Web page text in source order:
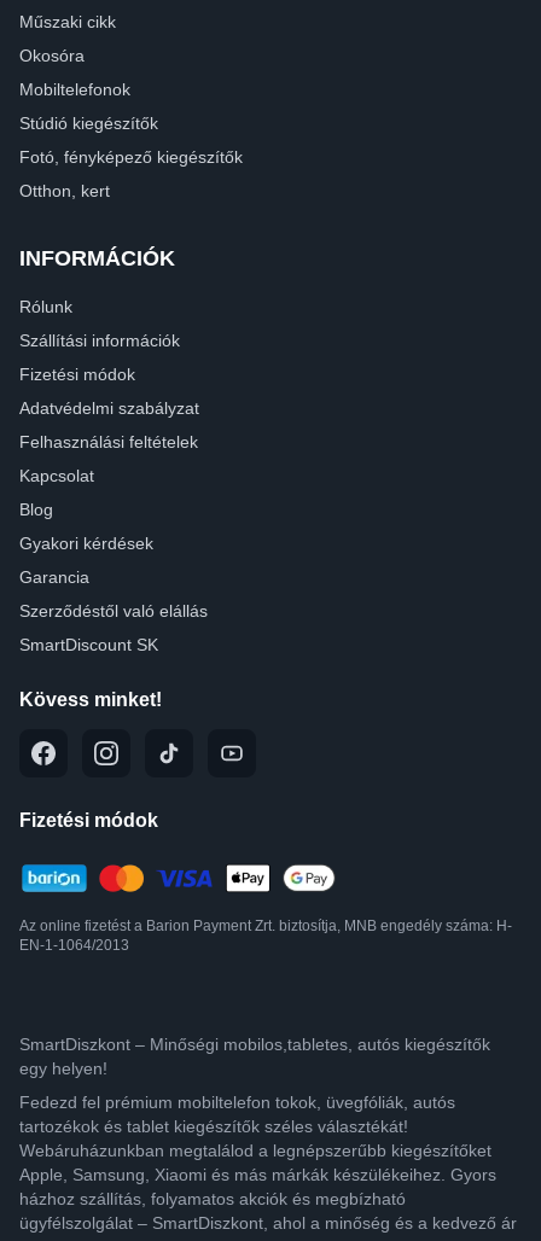
Műszaki cikk
Okosóra
Mobiltelefonok
Stúdió kiegészítők
Fotó, fényképező kiegészítők
Otthon, kert
INFORMÁCIÓK
Rólunk
Szállítási információk
Fizetési módok
Adatvédelmi szabályzat
Felhasználási feltételek
Kapcsolat
Blog
Gyakori kérdések
Garancia
Szerződéstől való elállás
SmartDiscount SK
Kövess minket!
Fizetési módok
Az online fizetést a Barion Payment Zrt. biztosítja, MNB engedély száma: H-
EN-1-1064/2013
SmartDiszkont – Minőségi mobilos,tabletes, autós kiegészítők
egy helyen!
Fedezd fel prémium mobiltelefon tokok, üvegfóliák, autós
tartozékok és tablet kiegészítők széles választékát!
Webáruházunkban megtalálod a legnépszerűbb kiegészítőket
Apple, Samsung, Xiaomi és más márkák készülékeihez. Gyors
házhoz szállítás, folyamatos akciók és megbízható
ügyfélszolgálat – SmartDiszkont, ahol a minőség és a kedvező ár